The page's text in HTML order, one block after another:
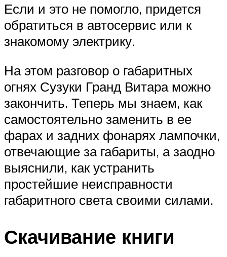
Если и это не помогло, придется
обратиться в автосервис или к
знакомому электрику.
На этом разговор о габаритных
огнях Сузуки Гранд Витара можно
закончить. Теперь мы знаем, как
самостоятельно заменить в ее
фарах и задних фонарях лампочки,
отвечающие за габариты, а заодно
выяснили, как устранить
простейшие неисправности
габаритного света своими силами.
Скачивание книги